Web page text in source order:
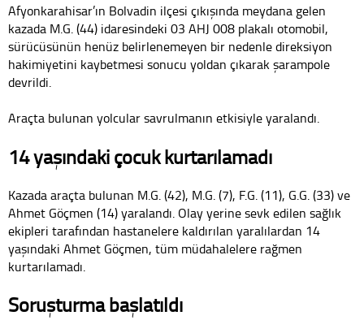
Afyonkarahisar’ın Bolvadin ilçesi çıkışında meydana gelen
kazada M.G. (44) idaresindeki 03 AHJ 008 plakalı otomobil,
sürücüsünün henüz belirlenemeyen bir nedenle direksiyon
hakimiyetini kaybetmesi sonucu yoldan çıkarak şarampole
devrildi.
Araçta bulunan yolcular savrulmanın etkisiyle yaralandı.
14 yaşındaki çocuk kurtarılamadı
Kazada araçta bulunan M.G. (42), M.G. (7), F.G. (11), G.G. (33) ve
Ahmet Göçmen (14) yaralandı. Olay yerine sevk edilen sağlık
ekipleri tarafından hastanelere kaldırılan yaralılardan 14
yaşındaki Ahmet Göçmen, tüm müdahalelere rağmen
kurtarılamadı.
Soruşturma başlatıldı